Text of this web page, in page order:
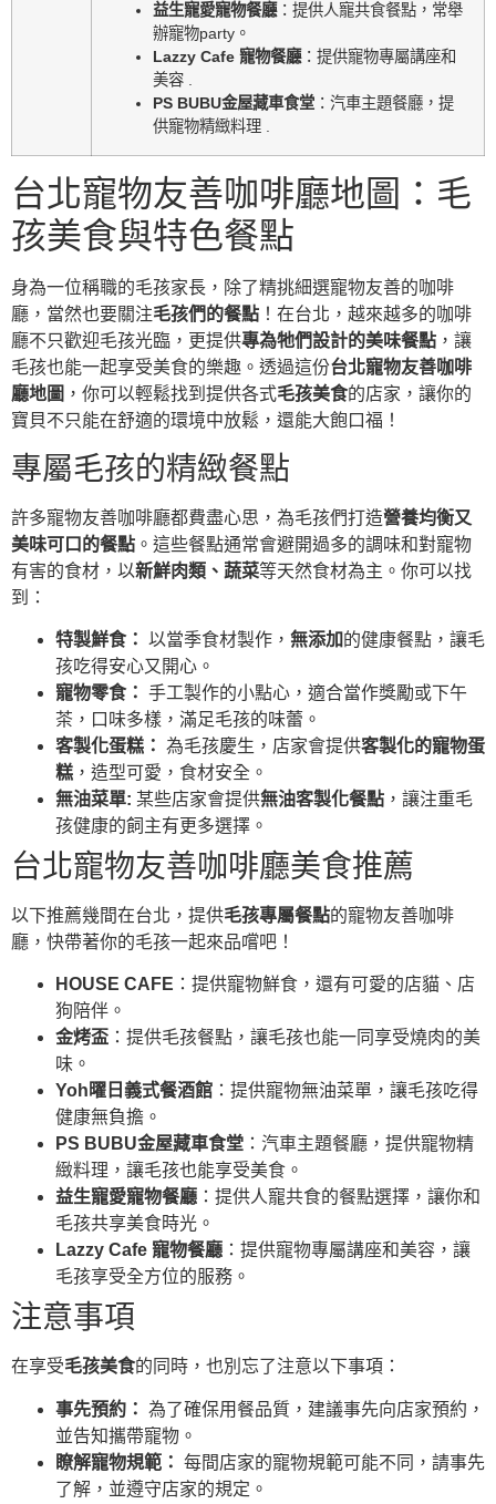
益生寵愛寵物餐廳：提供人寵共食餐點，常舉
辦寵物party。
Lazzy Cafe 寵物餐廳：提供寵物專屬講座和
美容 .
PS BUBU金屋藏車食堂 ：汽車主題餐廳，提
供寵物精緻料理 .
台北寵物友善咖啡廳地圖：毛
孩美食與特色餐點
身為一位稱職的毛孩家長，除了精挑細選寵物友善的咖啡
廳，當然也要關注毛孩們的餐點 ！在台北，越來越多的咖啡
廳不只歡迎毛孩光臨，更提供專為牠們設計的美味餐點 ，讓
毛孩也能一起享受美食的樂趣。透過這份台北寵物友善咖啡
廳地圖 ，你可以輕鬆找到提供各式毛孩美食的店家，讓你的
寶貝不只能在舒適的環境中放鬆，還能大飽口福！
專屬毛孩的精緻餐點
許多寵物友善咖啡廳都費盡心思，為毛孩們打造營養均衡又
美味可口的餐點 。這些餐點通常會避開過多的調味和對寵物
有害的食材，以新鮮肉類、蔬菜等天然食材為主。你可以找
到：
特製鮮食： 以當季食材製作， 無添加的健康餐點，讓毛
孩吃得安心又開心。
寵物零食： 手工製作的小點心，適合當作獎勵或下午
茶，口味多樣，滿足毛孩的味蕾。
客製化蛋糕： 為毛孩慶生，店家會提供客製化的寵物蛋
糕 ，造型可愛，食材安全。
無油菜單: 某些店家會提供無油客製化餐點 ，讓注重毛
孩健康的飼主有更多選擇。
台北寵物友善咖啡廳美食推薦
以下推薦幾間在台北，提供毛孩專屬餐點的寵物友善咖啡
廳，快帶著你的毛孩一起來品嚐吧！
HOUSE CAFE ：提供寵物鮮食，還有可愛的店貓、店
狗陪伴。
金烤盃 ：提供毛孩餐點，讓毛孩也能一同享受燒肉的美
味。
Yoh曜日義式餐酒館 ：提供寵物無油菜單，讓毛孩吃得
健康無負擔。
PS BUBU金屋藏車食堂 ：汽車主題餐廳，提供寵物精
緻料理，讓毛孩也能享受美食。
益生寵愛寵物餐廳 ：提供人寵共食的餐點選擇，讓你和
毛孩共享美食時光。
Lazzy Cafe 寵物餐廳 ：提供寵物專屬講座和美容，讓
毛孩享受全方位的服務。
注意事項
在享受毛孩美食的同時，也別忘了注意以下事項：
事先預約： 為了確保用餐品質，建議事先向店家預約，
並告知攜帶寵物。
瞭解寵物規範： 每間店家的寵物規範可能不同，請事先
了解，並遵守店家的規定。